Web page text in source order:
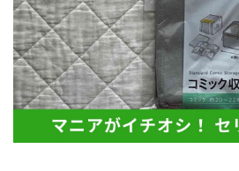
消費税増税の社会においては、ネットオーク
家計の救世主になりえると考え、業者とは違
参加中。